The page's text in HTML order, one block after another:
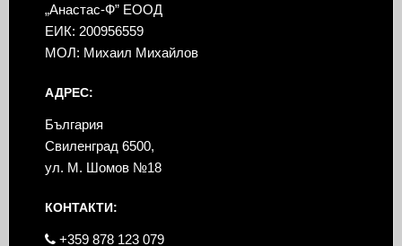
„Анастас-Ф” ЕООД
ЕИК: 200956559
МОЛ: Михаил Михайлов
АДРЕС:
България
Свиленград 6500,
ул. М. Шомов №18
КОНТАКТИ:
+359 878 123 079